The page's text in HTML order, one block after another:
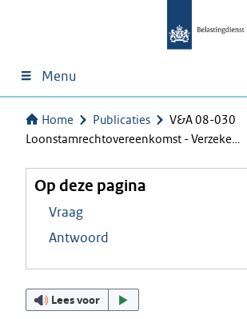
Menu
Home Publicaties
V&A 08-030
Loonstamrechtovereenkomst - Verzeke…
Op deze pagina
Vraag
Antwoord
Lees voor